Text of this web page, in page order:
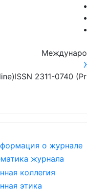
ISSN 2311-0740
о журнале
журнала
коллегия
этика